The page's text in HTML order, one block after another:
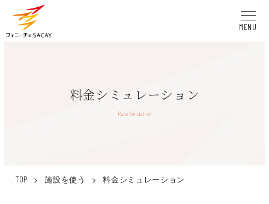
MENU
料金シミュレーション
Rate Simulation
TOP > 施設を使う > 料金シミュレーション